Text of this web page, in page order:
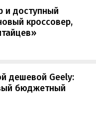
и доступный
кроссовер,
дешевой Geely:
бюджетный